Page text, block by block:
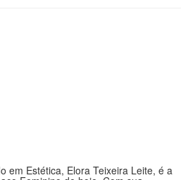
em Estética, Elora Teixeira Leite, é a